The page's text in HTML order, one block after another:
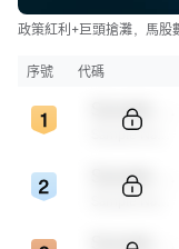
政策紅利+巨頭搶灘，馬股
序號 代碼